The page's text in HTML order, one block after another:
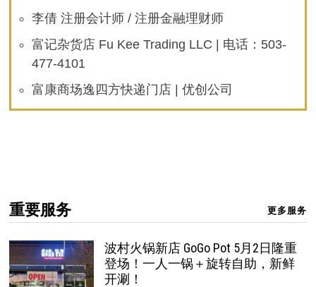
李倩 注册会计师 / 注册金融理财师
富记杂货店 Fu Kee Trading LLC | 电话：503-
477-4101
富康商场逸四方快递门店 | 优创公司
重要服务 更多服务
波村火锅新店 GoGo Pot 5月2日隆重
登场！一人一锅＋旋转自助，新鲜
开涮！